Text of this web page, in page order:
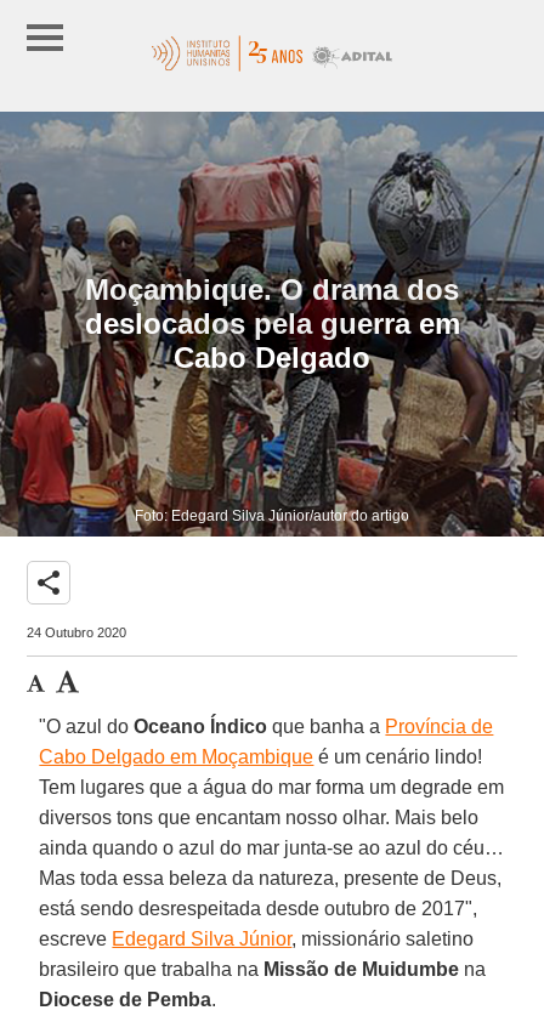
Moçambique. O drama dos
deslocados pela guerra em
Cabo Delgado
Foto: Edegard Silva Júnior/autor do artigo
share
24 Outubro 2020
"O azul doOceano Índico que banha a Província de
Cabo Delgado em Moçambique é um cenário lindo!
Tem lugares que a água do mar forma um degrade em
diversos tons que encantam nosso olhar. Mais belo
ainda quando o azul do mar junta-se ao azul do céu…
Mas toda essa beleza da natureza, presente de Deus,
está sendo desrespeitada desde outubro de 2017",
escreve Edegard Silva Júnior, missionário saletino
brasileiro que trabalha na Missão de Muidumbe na
Diocese de Pemba.